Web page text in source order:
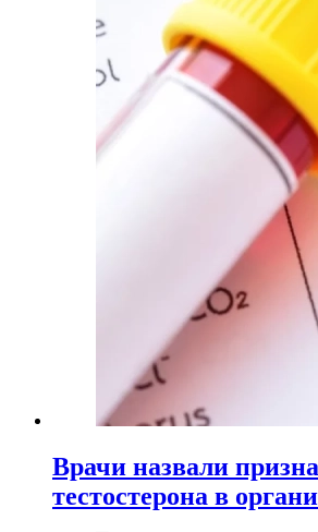
Врачи назвали
тестостерона в